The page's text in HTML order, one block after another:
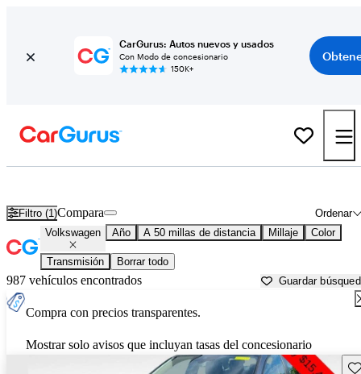
CarGurus: Autos nuevos y usados
Con Modo de concesionario
150K+
Filtro (1) Ordenar
Compara
Volkswagen Año A 50 millas de distancia Millaje Color
Transmisión Borrar todo
987 vehículos encontrados Guardar
Compra con precios transparentes.
Mostrar solo avisos que incluyan tasas del concesionario